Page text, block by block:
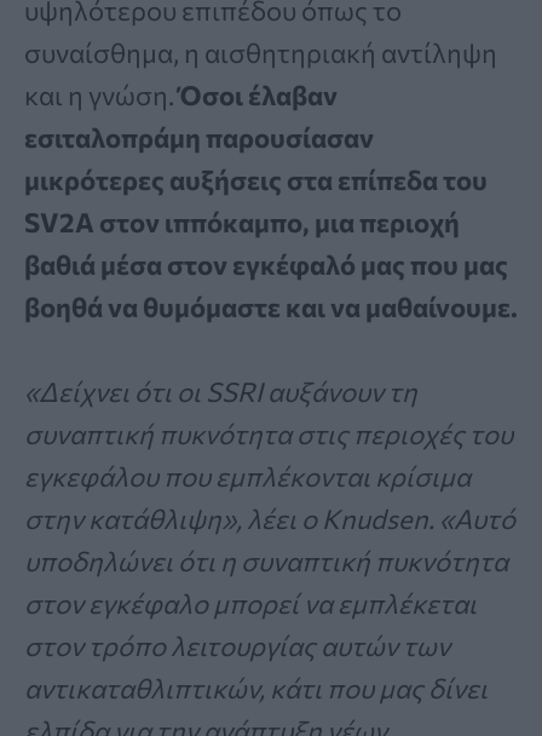
υψηλότερου επιπέδου όπως το
συναίσθημα, η αισθητηριακή αντίληψη
και η γνώση.Όσοι έλαβαν
εσιταλοπράμη παρουσίασαν
μικρότερες αυξήσεις στα επίπεδα του
SV2A στον ιππόκαμπο, μια περιοχή
βαθιά μέσα στον εγκέφαλό μας που μας
βοηθά να θυμόμαστε και να μαθαίνουμε.
«Δείχνει ότι οι SSRI αυξάνουν τη
συναπτική πυκνότητα στις περιοχές του
εγκεφάλου που εμπλέκονται κρίσιμα
στην κατάθλιψη», λέει ο Knudsen. «Αυτό
υποδηλώνει ότι η συναπτική πυκνότητα
στον εγκέφαλο μπορεί να εμπλέκεται
στον τρόπο λειτουργίας αυτών των
αντικαταθλιπτικών, κάτι που μας δίνει